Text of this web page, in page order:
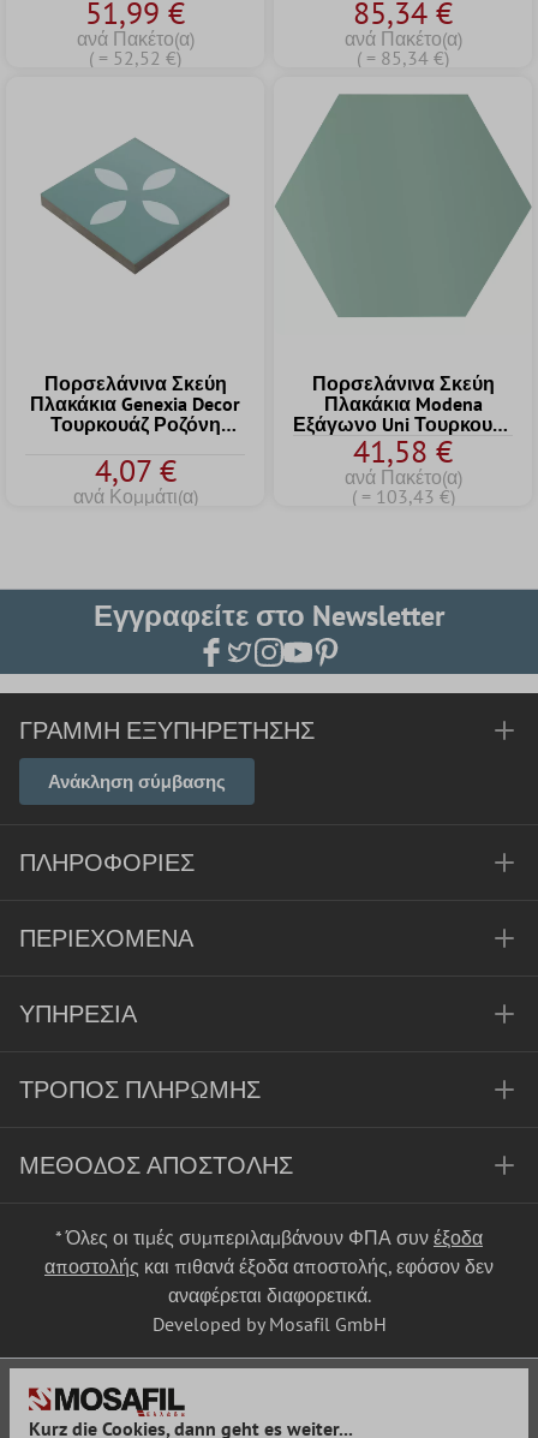
Tετράγωνο 15
51,99 €
ανά Πακέτο(α)
( = 52,52 €)
20x20cm
85,34 €
ανά Πακέτο(α)
( = 85,34 €)
Πορσελάνινα Σκεύη
Πλακάκια Genexia Decor
Τουρκουάζ Ροζόνη
4,07 €
ανά Κομμάτι(α)
Πορσελάνινα Σκεύη
Πλακάκια Modena
Εξάγωνο Uni Τουρκουάζ
Εξάγωνο
41,58 €
ανά Πακέτο(α)
( = 103,43 €)
Εγγραφείτε στο Newsletter
ΓΡΑΜΜΉ ΕΞΥΠΗΡΈΤΗΣΗΣ
Ανάκληση σύμβασης
ΠΛΗΡΟΦΟΡΊΕΣ
ΠΕΡΙΕΧΌΜΕΝΑ
ΥΠΗΡΕΣΊΑ
ΤΡΌΠΟΣ ΠΛΗΡΩΜΉΣ
ΜΈΘΟΔΟΣ ΑΠΟΣΤΟΛΉΣ
* Όλες οι τιμές συμπεριλαμβάνουν ΦΠΑ συν έξοδα
αποστολής και πιθανά έξοδα αποστολής, εφόσον δεν
αναφέρεται διαφορετικά.
Developed by Mosafil GmbH
Kurz die Cookies, dann geht es weiter...